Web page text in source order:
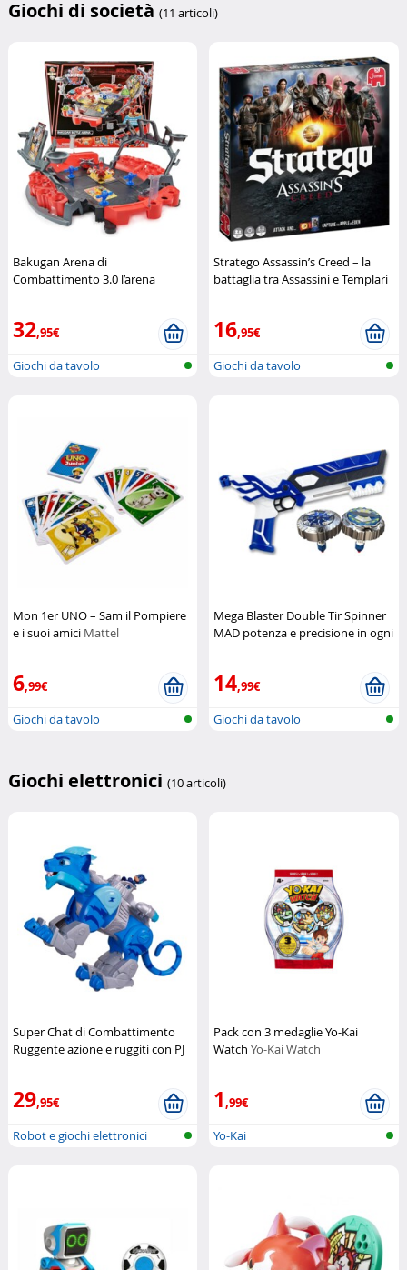
Giochi di società (11 articoli)
Bakugan Arena di
Combattimento 3.0 l’arena
32,95€
Giochi da tavolo
Stratego Assassin’s Creed – la
battaglia tra Assassini e Templari
16,95€
Giochi da tavolo
Mon 1er UNO – Sam il Pompiere
e i suoi amici Mattel
6,99€
Giochi da tavolo
Mega Blaster Double Tir Spinner
MAD potenza e precisione in ogni
14,99€
Giochi da tavolo
Giochi elettronici (10 articoli)
Super Chat di Combattimento
Ruggente azione e ruggiti con PJ
29,95€
Robot e giochi elettronici
Pack con 3 medaglie Yo-Kai
WatchYo-Kai Watch
1,99€
Yo-Kai